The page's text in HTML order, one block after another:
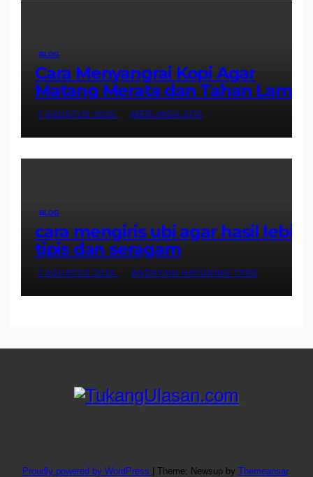
BLOG
Cara Menyangrai Kopi Agar
Matang Merata dan Tahan Lama
7 AGUSTUS 2026 MERLINDA SITA
BLOG
cara mengiris ubi agar hasil lebih
tipis dan seragam
7 AGUSTUS 2026 ANDAYANI HAYUNING TYAS
Proudly powered by WordPress Theme: Newsup by Themeansar.